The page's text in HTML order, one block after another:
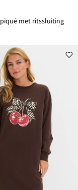
met ritssluiting